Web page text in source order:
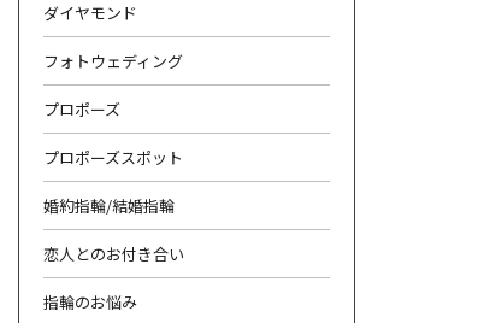
プライバシーポリシー
ダイヤモンド
フォトウェディング
プロポーズ
プロポーズスポット
婚約指輪/結婚指輪
恋人とのお付き合い
指輪のお悩み